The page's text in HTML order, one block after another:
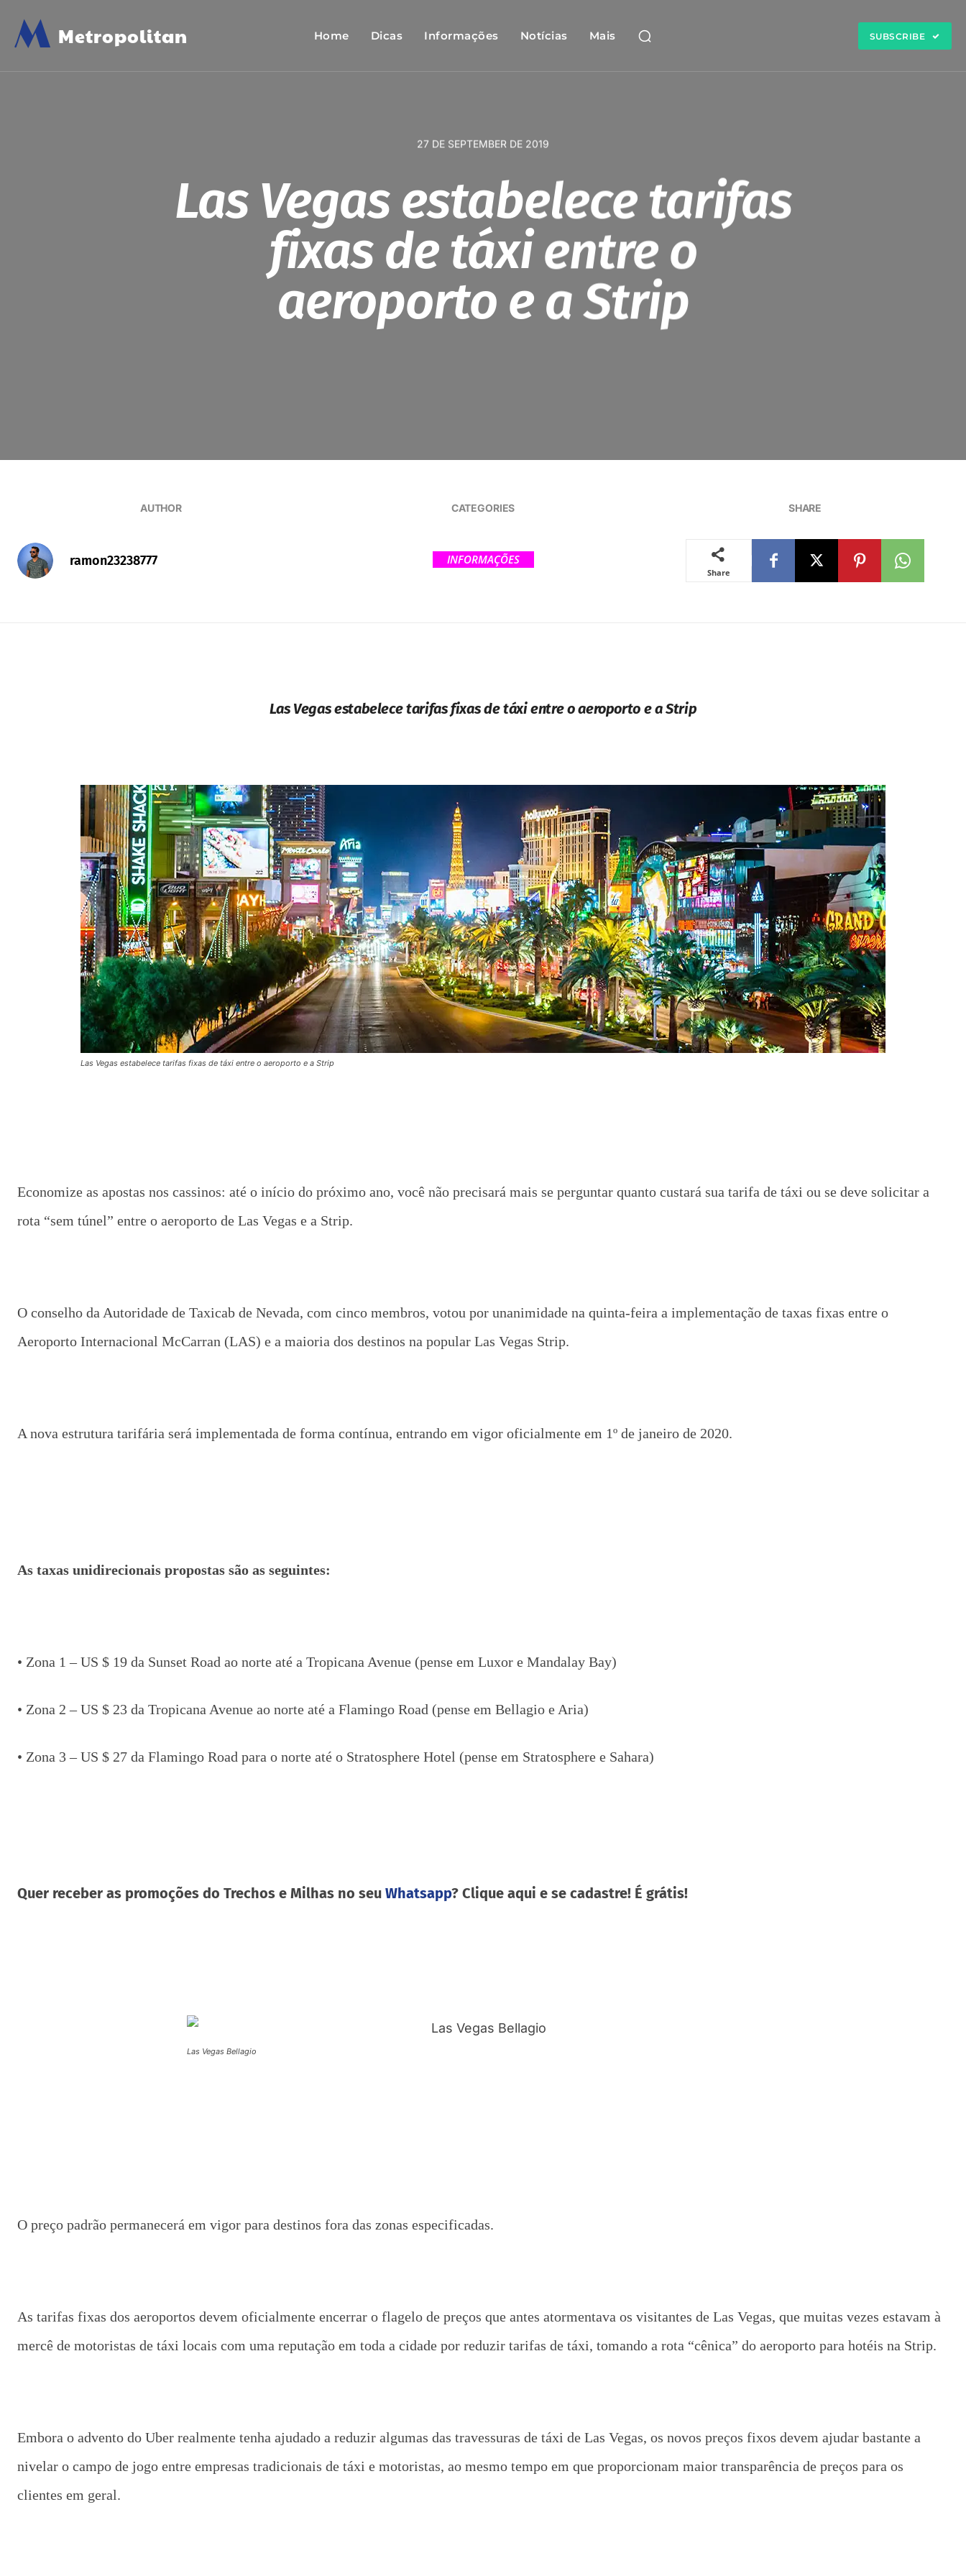
M Metropolitan Home Dicas Informações Notícias Mais SUBSCRIBE
27 DE SEPTEMBER DE 2019
Las Vegas estabelece tarifas
fixas de táxi entre o
aeroporto e a Strip
AUTHOR
ramon23238777
CATEGORIES
INFORMAÇÕES
SHARE
Share
Las Vegas estabelece tarifas fixas de táxi entre o aeroporto e a Strip
Las Vegas estabelece tarifas fixas de táxi entre o aeroporto e a Strip
Economize as apostas nos cassinos: até o início do próximo ano, você não precisará mais se perguntar quanto custará sua tarifa de táxi ou se deve solicitar a
rota “sem túnel” entre o aeroporto de Las Vegas e a Strip.
O conselho da Autoridade de Taxicab de Nevada, com cinco membros, votou por unanimidade na quinta-feira a implementação de taxas fixas entre o
Aeroporto Internacional McCarran (LAS) e a maioria dos destinos na popular Las Vegas Strip.
A nova estrutura tarifária será implementada de forma contínua, entrando em vigor oficialmente em 1º de janeiro de 2020.
As taxas unidirecionais propostas são as seguintes:
• Zona 1 – US $ 19 da Sunset Road ao norte até a Tropicana Avenue (pense em Luxor e Mandalay Bay)
• Zona 2 – US $ 23 da Tropicana Avenue ao norte até a Flamingo Road (pense em Bellagio e Aria)
• Zona 3 – US $ 27 da Flamingo Road para o norte até o Stratosphere Hotel (pense em Stratosphere e Sahara)
Quer receber as promoções do Trechos e Milhas no seu Whatsapp? Clique aqui e se cadastre! É grátis!
Las Vegas Bellagio
O preço padrão permanecerá em vigor para destinos fora das zonas especificadas.
As tarifas fixas dos aeroportos devem oficialmente encerrar o flagelo de preços que antes atormentava os visitantes de Las Vegas, que muitas vezes estavam à
mercê de motoristas de táxi locais com uma reputação em toda a cidade por reduzir tarifas de táxi, tomando a rota “cênica” do aeroporto para hotéis na Strip.
Embora o advento do Uber realmente tenha ajudado a reduzir algumas das travessuras de táxi de Las Vegas, os novos preços fixos devem ajudar bastante a
nivelar o campo de jogo entre empresas tradicionais de táxi e motoristas, ao mesmo tempo em que proporcionam maior transparência de preços para os
clientes em geral.